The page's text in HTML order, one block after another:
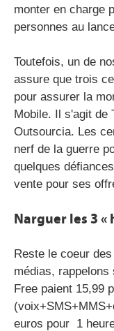
monter en charge
personnes au
Toutefois, un de
assure que trois
pour assurer la
Mobile. Il s'agit de
Outsourcia. Les
nerf de la guerre
quelques
vente pour ses
Narguer les 3 «
Reste le coeur
médias,
Free paient 15,99
euros pour 1